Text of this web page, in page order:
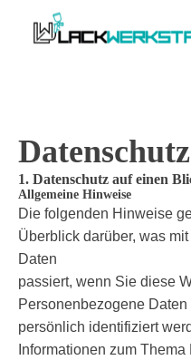
1. Datenschutz auf einen
Allgemeine Hinweise
Die folgenden Hinweise
Überblick darüber, was
Daten
passiert, wenn Sie diese
Personenbezogene
persönlich identifiziert
Informationen zum